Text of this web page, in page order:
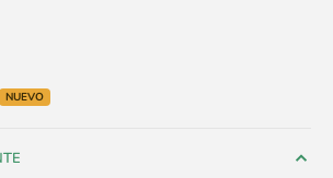
NUEVO